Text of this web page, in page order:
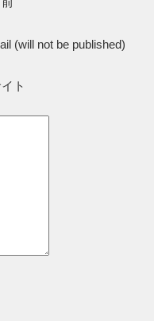
(will not be published)
ト